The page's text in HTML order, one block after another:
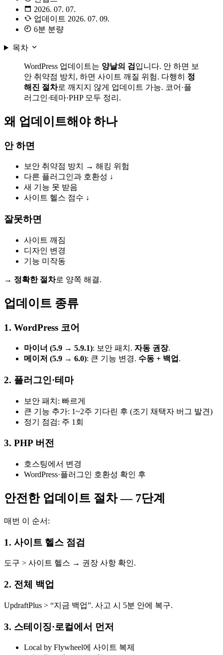
2026. 07. 07.
업데이트 2026. 07. 09.
6분 분량
목차
WordPress 업데이트는 양날의 검 입니다. 안 하면 보
안 취약점 방치, 하면 사이트 깨질 위험. 다행히 정
해진 절차로 깨지지 않게 업데이트 가능. 코어·플
러그인·테마·PHP 모두 정리.
왜 업데이트해야 하나
안 하면
보안 취약점 방치 → 해킹 위험
다른 플러그인과 호환성 ↓
새 기능 못 받음
사이트 헬스 점수 ↓
잘못하면
사이트 깨짐
디자인 변경
기능 미작동
→ 정확한 절차로 양쪽 해결.
업데이트 종류
1. WordPress 코어
마이너 (5.9 → 5.9.1): 보안 패치. 자동 권장.
메이저 (5.9 → 6.0): 큰 기능 변경. 수동 + 백업 .
2. 플러그인·테마
보안 패치: 빠르게
큰 기능 추가: 1~2주 기다린 후 (조기 채택자 버그 발견)
정기 점검: 주 1회
3. PHP 버전
호스팅에서 변경
WordPress·플러그인 호환성 확인 후
안전한 업데이트 절차 — 7단계
매번 이 순서:
1. 사이트 헬스 점검
도구 > 사이트 헬스 → 권장 사항 확인.
2. 전체 백업
UpdraftPlus > “지금 백업”. 사고 시 5분 안에 복구.
3. 스테이징·로컬에서 먼저
Local by Flywheel에 사이트 복제